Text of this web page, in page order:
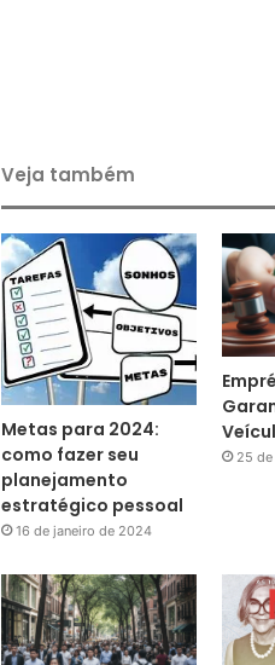
Veja também
Metas para 2024:
como fazer seu
planejamento
estratégico pessoal
16 de janeiro de 2024
25